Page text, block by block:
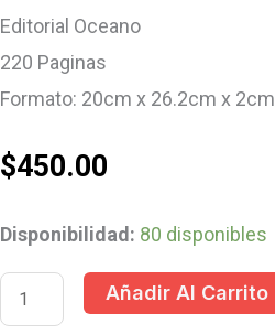
Editorial Oceano
220 Paginas
Formato: 20cm x 26.2cm x 2cm
$450.00
Disponibilidad: 80 disponibles
Añadir Al Carrito